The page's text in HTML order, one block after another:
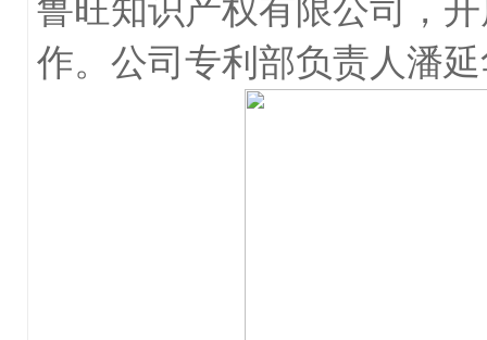
鲁旺知识产权有限公司，
作。公司专利部负责人潘